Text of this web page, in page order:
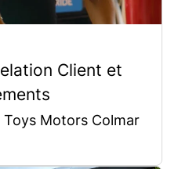
Client et
Motors Colmar